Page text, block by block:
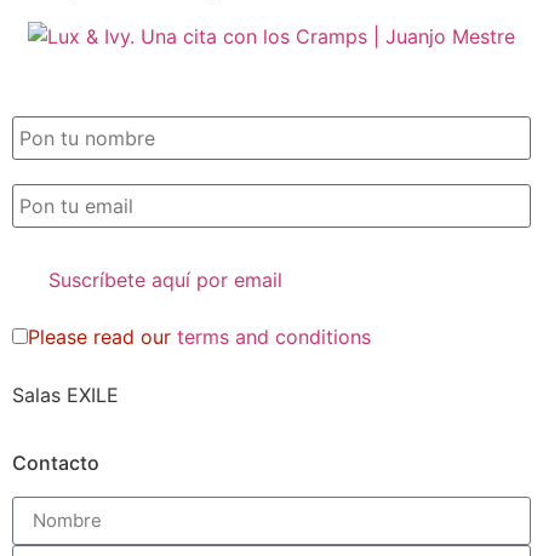
Please read our terms and conditions
Salas EXILE
Contacto